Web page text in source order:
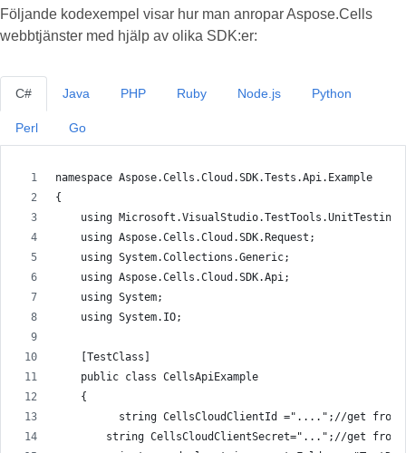
Följande kodexempel visar hur man anropar Aspose.Cells
webbtjänster med hjälp av olika SDK:er:
C#
namespace Aspose.Cells.Cloud.SDK.Tests.Api.Example
{
    using Microsoft.VisualStudio.TestTools.UnitTesting;
    using Aspose.Cells.Cloud.SDK.Request;
    using System.Collections.Generic;
    using Aspose.Cells.Cloud.SDK.Api;
    using System;
    using System.IO;
    [TestClass]
    public class CellsApiExample
    {
string CellsCloudClientId ="....";//get
string CellsCloudClientSecret="...";//get
Java PHP Ruby Node.js Python
Perl Go